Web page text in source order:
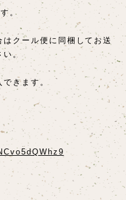
。
クール便に同梱してお送
い。
できます。